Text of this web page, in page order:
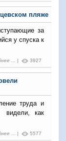
пляже
за
у спуска к
... | 3927
труда и
как
... | 5577